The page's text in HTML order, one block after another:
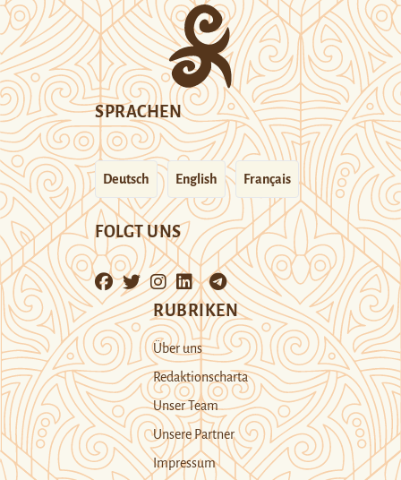
SPRACHEN
Deutsch English Français
FOLGT UNS
RUBRIKEN
Über uns
Redaktionscharta
Unser Team
Unsere Partner
Impressum